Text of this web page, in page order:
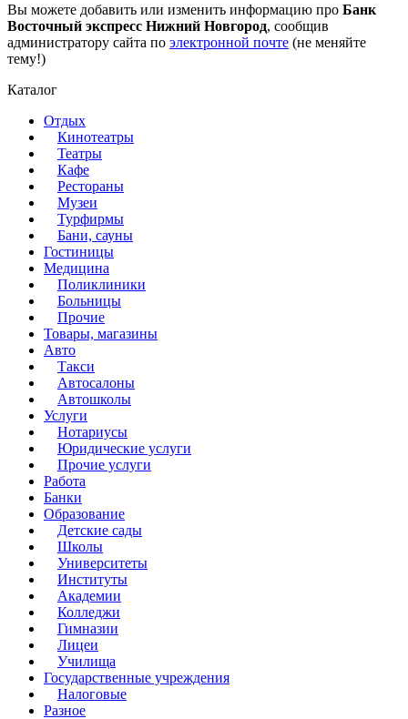
Вы можете добавить или изменить информацию про Банк
Восточный экспресс Нижний Новгород, сообщив
администратору сайта по электронной почте (не меняйте
тему!)
Каталог
Отдых
Кинотеатры
Театры
Кафе
Рестораны
Музеи
Турфирмы
Бани, сауны
Гостиницы
Медицина
Поликлиники
Больницы
Прочие
Товары, магазины
Авто
Такси
Автосалоны
Автошколы
Услуги
Нотариусы
Юридические услуги
Прочие услуги
Работа
Банки
Образование
Детские сады
Школы
Университеты
Институты
Академии
Колледжи
Гимназии
Лицеи
Училища
Государственные учреждения
Налоговые
Разное